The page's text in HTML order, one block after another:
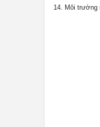
Môi trường